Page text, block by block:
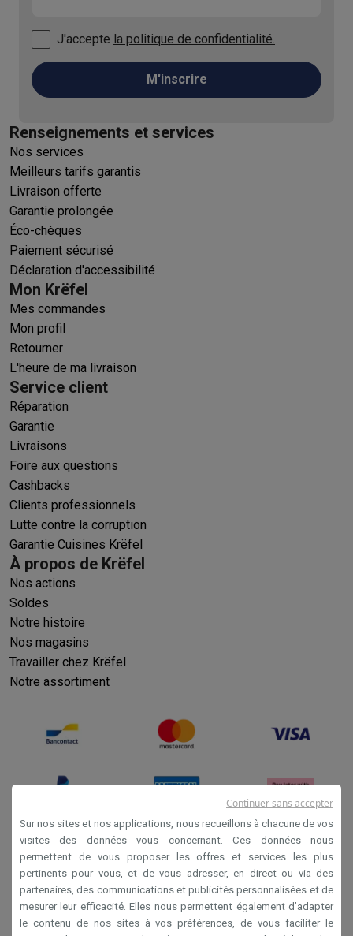
J'accepte la politique de confidentialité.
M'inscrire
Renseignements et services
Nos services
Meilleurs tarifs garantis
Livraison offerte
Garantie prolongée
Éco-chèques
Paiement sécurisé
Déclaration d'accessibilité
Mon Krëfel
Mes commandes
Mon profil
Retourner
L'heure de ma livraison
Service client
Réparation
Garantie
Livraisons
Foire aux questions
Cashbacks
Clients professionnels
Lutte contre la corruption
Garantie Cuisines Krëfel
À propos de Krëfel
Nos actions
Soldes
Notre histoire
Nos magasins
Travailler chez Krëfel
Notre assortiment
Conditions générales de vente
Privacy
Disclaimer
Sur nos sites et nos applications, nous recueillons à chacune de vos
visites des données vous concernant. Ces données nous
permettent de vous proposer les offres et services les plus
pertinents pour vous, et de vous adresser, en direct ou via des
partenaires, des communications et publicités personnalisées et de
mesurer leur efficacité. Elles nous permettent également d’adapter
le contenu de nos sites à vos préférences, de vous faciliter le
Continuer sans accepter